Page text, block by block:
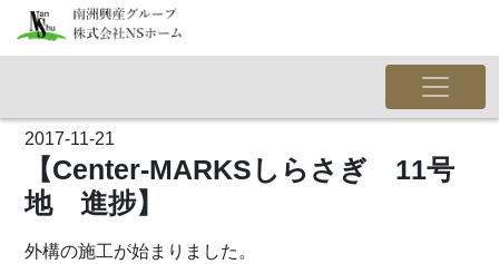
2017-11-21
【Center-MARKSしらさぎ 11号
地 進捗】
外構の施工が始まりました。